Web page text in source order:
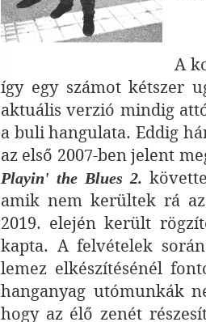
A
így egy számot kétszer
aktuális verzió mindig
a buli hangulata. Eddig
az első 2007-ben jelent
Playin' the Blues 2.
amik nem kerültek rá
2019. elején került
kapta. A felvételek
lemez elkészítésénél
hanganyag utómunkák
hogy az élő zenét